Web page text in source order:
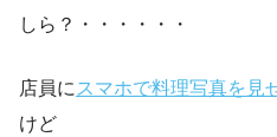
しら？・・・・・・
店員に スマホで料理写真を見
けど